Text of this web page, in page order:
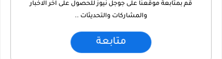
قم بمتابعة موقعنا على جوجل نيوز للحصول على اخر الاخبار
والمشاركات والتحديثات ..
متابعة